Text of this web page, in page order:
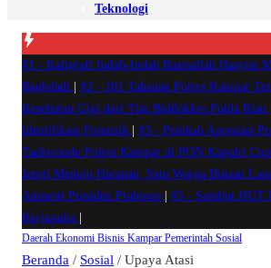
Teknologi
#1 - Kaligrafi Indah-Indah Basmallah Hasyim
Baghdadi
#2 - 101 Tahanan Polres Kampar
Kesehatan Gigi dari Tim Biddokkes Polda
Identifikasi Forensik
#3 - Pemkab Apresiasi
Taekwondo Polres Kampar di PON Kapolri
Jeruji Menuju Harapan, Satu Warga Binaan
Amnesti Presiden Prabowo
#5 - Sambut HUT
Kerjasama
Daerah Ekonomi Bisnis Kampar Pemerintah Sosial
Beranda / Sosial / Upaya Atasi